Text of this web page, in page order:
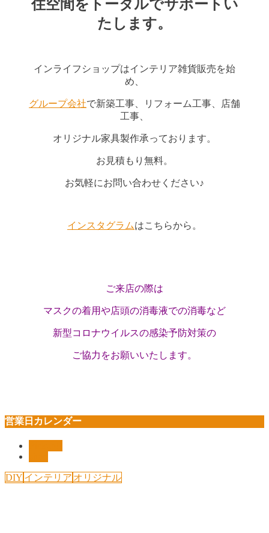
住空間をトータルでサポートい
たします。
インライフショップはインテリア雑貨販売を始
め、
グループ会社で新築工事、リフォーム工事、店舗
工事、
オリジナル家具製作承っております。
お見積もり無料。
お気軽にお問い合わせください♪
インスタグラムはこちらから。
ご来店の際は
マスクの着用や店頭の消毒液での消毒など
新型コロナウイルスの感染予防対策の
ご協力をお願いいたします。
営業日カレンダー
DIY インテリア オリジナル